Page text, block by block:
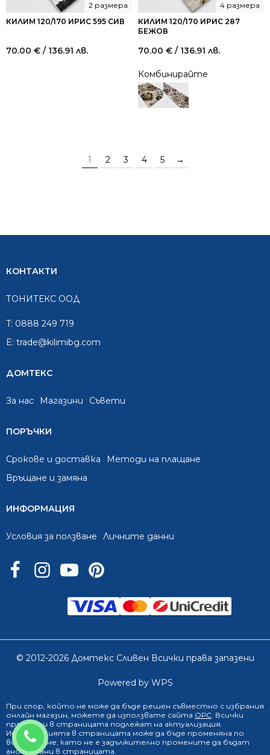
0888 249 719
КИЛИМ 120/170 ИРИС 595 СИВ
2 размера
70.00 € / 136.91 лв.
КИЛИМ 120/170 ИРИС 287
БЕЖОВ
4 размера
70.00 € / 136.91 лв.
Комбинирайте
1 2 3 4 5 →
КОНТАКТИ
ТОНИТЕКС ООД
T: 0888 249 719
E: trade@kilimibg.com
ДОМТЕКС
За нас Mагазини Съвети
ПОРЪЧКИ
Срокове и доставка
Методи на плащане
Връщане и замяна
ИНФОРМАЦИЯ
Условия за ползване Личните данни
© 2012-2026 Домтекс Сливен Всички права запазени
Powered by WPS
При спор, който не може да бъде решен съвместно с избрания
онлайн магазин, можете да използвате сайта ОРС. Всички
продукти в страницата подлежат на актуализация.
Информацията в страницата може да бъде променяна по
всяко време, като не е задължително промените да бъдат
анонсирани в страницата.